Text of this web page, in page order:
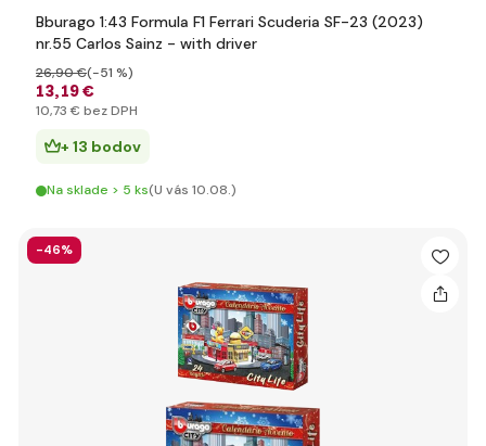
Bburago 1:43 Formula F1 Ferrari Scuderia SF-23 (2023)
nr.55 Carlos Sainz - with driver
13,19 €
26,90 €(-51 %)
10,73 € bez DPH
+ 13 bodov
Na sklade > 5 ks(U vás 10.08.)
-46%